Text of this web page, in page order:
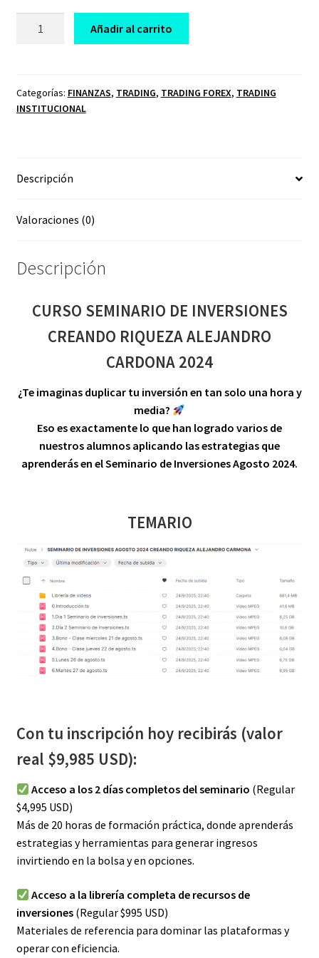
CREANDO
RIQUEZA
cantidad
Añadir al carrito
Categorías: FINANZAS, TRADING, TRADING FOREX, TRADING
INSTITUCIONAL
Descripción
Valoraciones (0)
Descripción
CURSO SEMINARIO DE INVERSIONES
CREANDO RIQUEZA ALEJANDRO
CARDONA 2024
¿Te imaginas duplicar tu inversión en tan solo una hora y
media?
Eso es exactamente lo que han logrado varios de
nuestros alumnos aplicando las estrategias que
aprenderás en el Seminario de Inversiones Agosto 2024.
TEMARIO
Con tu inscripción hoy recibirás (valor
real $9,985 USD):
Acceso a los 2 días completos del seminario (Regular
$4,995 USD)
Más de 20 horas de formación práctica, donde aprenderás
estrategias y herramientas para generar ingresos
invirtiendo en la bolsa y en opciones.
Acceso a la librería completa de recursos de
inversiones(Regular $995 USD)
Materiales de referencia para dominar las plataformas y
operar con eficiencia.